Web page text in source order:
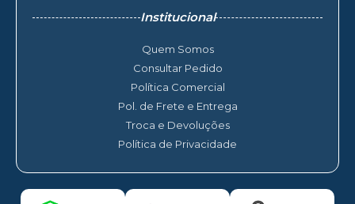
Institucional
Quem Somos
Consultar Pedido
Política Comercial
Pol. de Frete e Entrega
Troca e Devoluções
Política de Privacidade